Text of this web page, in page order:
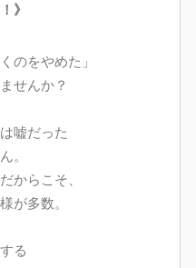
》
のをやめた」
せんか？
嘘だった
。
からこそ、
が多数。
る